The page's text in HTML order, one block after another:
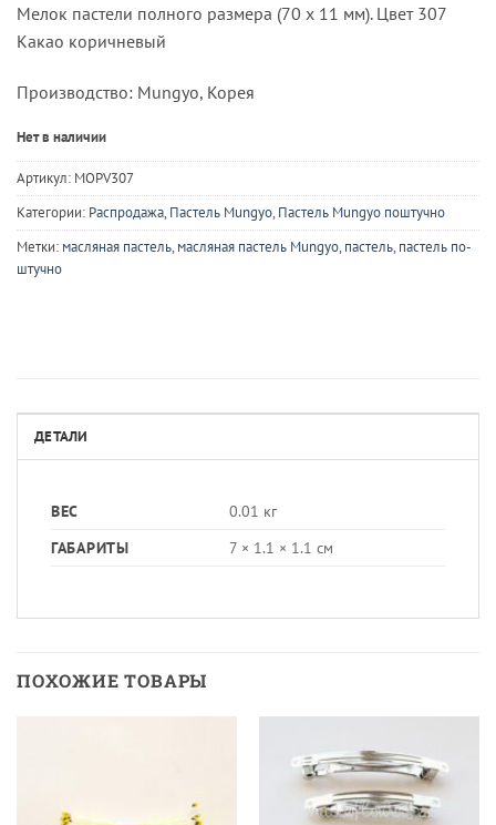
Мелок пастели полного размера (70 х 11 мм). Цвет 307
Какао коричневый
Производство: Mungyo, Корея
Нет в наличии
Артикул: MOPV307
Категории: Распродажа, Пастель Mungyo, Пастель Mungyo поштучно
Метки: масляная пастель, масляная пастель Mungyo, пастель, пастель по-
штучно
ДЕТАЛИ
ВЕС
0.01 кг
ГАБАРИТЫ
7 × 1.1 × 1.1 см
ПОХОЖИЕ ТОВАРЫ